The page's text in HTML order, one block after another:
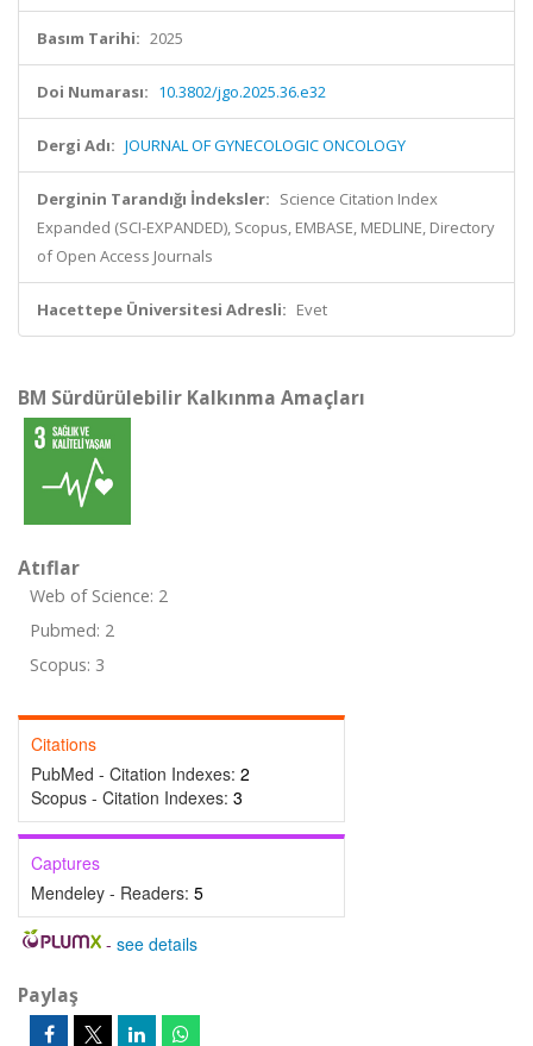
Basım Tarihi: 2025
Doi Numarası: 10.3802/jgo.2025.36.e32
Dergi Adı: JOURNAL OF GYNECOLOGIC ONCOLOGY
Derginin Tarandığı İndeksler: Science Citation Index
Expanded (SCI-EXPANDED), Scopus, EMBASE, MEDLINE, Directory
of Open Access Journals
Hacettepe Üniversitesi Adresli: Evet
BM Sürdürülebilir Kalkınma Amaçları
Atıflar
Web of Science: 2
Pubmed: 2
Scopus: 3
Citations
PubMed - Citation Indexes: 2
Scopus - Citation Indexes: 3
Captures
Mendeley - Readers: 5
- see details
Paylaş